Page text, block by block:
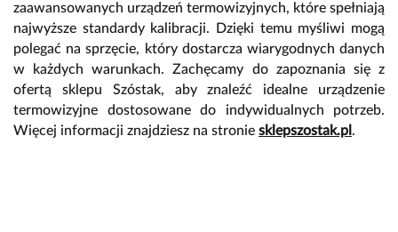
zaawansowanych urządzeń termowizyjnych, które spełniają
najwyższe standardy kalibracji. Dzięki temu myśliwi mogą
polegać na sprzęcie, który dostarcza wiarygodnych danych
w każdych warunkach. Zachęcamy do zapoznania się z
ofertą sklepu Szóstak, aby znaleźć idealne urządzenie
termowizyjne dostosowane do indywidualnych potrzeb.
Więcej informacji znajdziesz na stronie sklepszostak.pl .